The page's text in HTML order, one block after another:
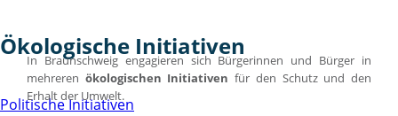
Ökologische Initiativen
Politische Initiativen
In Braunschweig engagieren sich Bürgerinnen und Bürger in
mehreren ökologischen Initiativen für den Schutz und den
Erhalt der Umwelt.